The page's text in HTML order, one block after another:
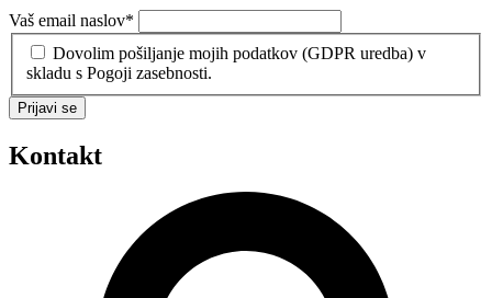
Vaš email naslov*
Dovolim pošiljanje mojih podatkov (GDPR uredba) v
skladu s Pogoji zasebnosti.
Prijavi se
Kontakt